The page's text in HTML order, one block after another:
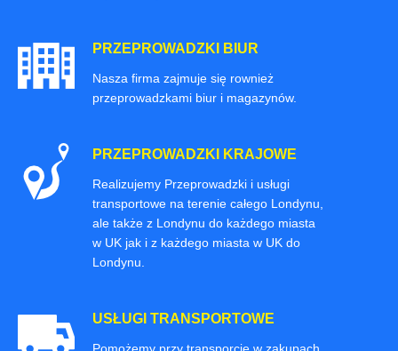
PRZEPROWADZKI BIUR
Nasza firma zajmuje się rownież
przeprowadzkami biur i magazynów.
PRZEPROWADZKI KRAJOWE
Realizujemy Przeprowadzki i usługi
transportowe na terenie całego Londynu,
ale także z Londynu do każdego miasta
w UK jak i z każdego miasta w UK do
Londynu.
USŁUGI TRANSPORTOWE
Pomożemy przy transporcie w zakupach